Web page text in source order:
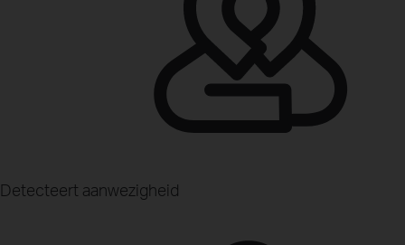
Detecteert aanwezigheid